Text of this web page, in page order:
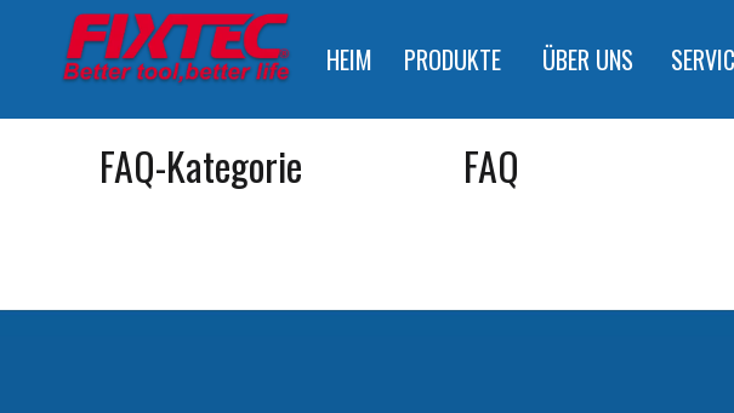
HEIM PRODUKTE ÜBER UNS
FAQ-Kategorie FAQ